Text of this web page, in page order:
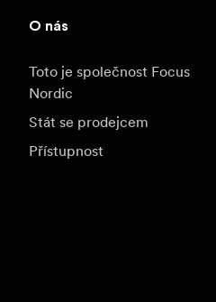
O nás
Toto je společnost Focus
Nordic
Stát se prodejcem
Přístupnost